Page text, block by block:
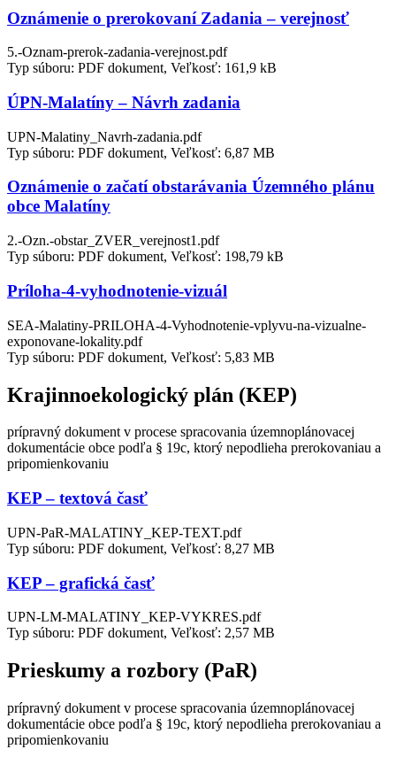
Oznámenie o prerokovaní Zadania – verejnosť
5.-Oznam-prerok-zadania-verejnost.pdf
Typ súboru: PDF dokument, Veľkosť: 161,9 kB
ÚPN-Malatíny – Návrh zadania
UPN-Malatiny_Navrh-zadania.pdf
Typ súboru: PDF dokument, Veľkosť: 6,87 MB
Oznámenie o začatí obstarávania Územného plánu
obce Malatíny
2.-Ozn.-obstar_ZVER_verejnost1.pdf
Typ súboru: PDF dokument, Veľkosť: 198,79 kB
Príloha-4-vyhodnotenie-vizuál
SEA-Malatiny-PRILOHA-4-Vyhodnotenie-vplyvu-na-vizualne-
exponovane-lokality.pdf
Typ súboru: PDF dokument, Veľkosť: 5,83 MB
Krajinnoekologický plán (KEP)
prípravný dokument v procese spracovania územnoplánovacej
dokumentácie obce podľa § 19c, ktorý nepodlieha prerokovaniau a
pripomienkovaniu
KEP – textová časť
UPN-PaR-MALATINY_KEP-TEXT.pdf
Typ súboru: PDF dokument, Veľkosť: 8,27 MB
KEP – grafická časť
UPN-LM-MALATINY_KEP-VYKRES.pdf
Typ súboru: PDF dokument, Veľkosť: 2,57 MB
Prieskumy a rozbory (PaR)
prípravný dokument v procese spracovania územnoplánovacej
dokumentácie obce podľa § 19c, ktorý nepodlieha prerokovaniau a
pripomienkovaniu